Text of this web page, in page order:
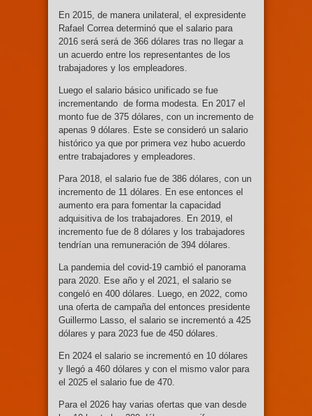
En 2015, de manera unilateral, el expresidente
Rafael Correa determinó que el salario para
2016 será será de 366 dólares tras no llegar a
un acuerdo entre los representantes de los
trabajadores y los empleadores.
Luego el salario básico unificado se fue
incrementando de forma modesta. En 2017 el
monto fue de 375 dólares, con un incremento de
apenas 9 dólares. Este se consideró un salario
histórico ya que por primera vez hubo acuerdo
entre trabajadores y empleadores.
Para 2018, el salario fue de 386 dólares, con un
incremento de 11 dólares. En ese entonces el
aumento era para fomentar la capacidad
adquisitiva de los trabajadores. En 2019, el
incremento fue de 8 dólares y los trabajadores
tendrían una remuneración de 394 dólares.
La pandemia del covid-19 cambió el panorama
para 2020. Ese año y el 2021, el salario se
congeló en 400 dólares. Luego, en 2022, como
una oferta de campaña del entonces presidente
Guillermo Lasso, el salario se incrementó a 425
dólares y para 2023 fue de 450 dólares.
En 2024 el salario se incrementó en 10 dólares
y llegó a 460 dólares y con el mismo valor para
el 2025 el salario fue de 470.
Para el 2026 hay varias ofertas que van desde